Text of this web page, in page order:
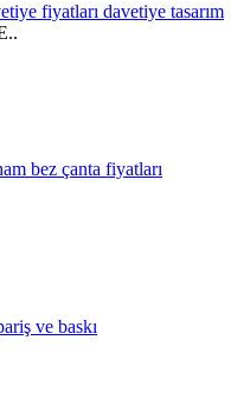
fiyatları davetiye tasarım
bez çanta fiyatları
ve baskı